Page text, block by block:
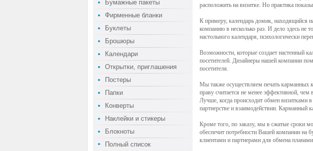
Бумажные пакеты
Фирменные бланки
Буклеты
Брошюры
Календари
Открытки, приглашения
Постеры
Папки
Конверты
Наклейки и стикеры
Блокноты
Полный список
расположить на визитке. Но практика
К примеру, календарь домик, находящийся
компанию в несколько раз. И дело здесь не
настольного календаря, психологически
Возможности, которые создает настенный
посетителей. Дизайнеры нашей компании
посетителя.
Мы также осуществляем печать карманных
праву считается не менее эффективной,
Лучше, когда происходит обмен визитками в
партнерстве и взаимодействии. Карманный
Кроме того, по заказу, мы в сжатые сроки
обеспечит потребности Вашей компании на
клиентами и партнерами для обмена